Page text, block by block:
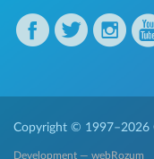
Copyright © 1997–2026
Development — webRozum